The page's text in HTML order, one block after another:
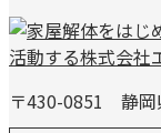
〒430-0851 静岡